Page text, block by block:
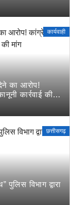
कार्यवाही
का आरोप!
कार्रवाई की
छत्तीसगढ़
विभाग द्वारा